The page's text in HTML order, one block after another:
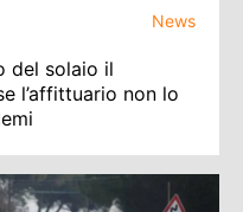
News
del solaio il
l’affittuario non lo